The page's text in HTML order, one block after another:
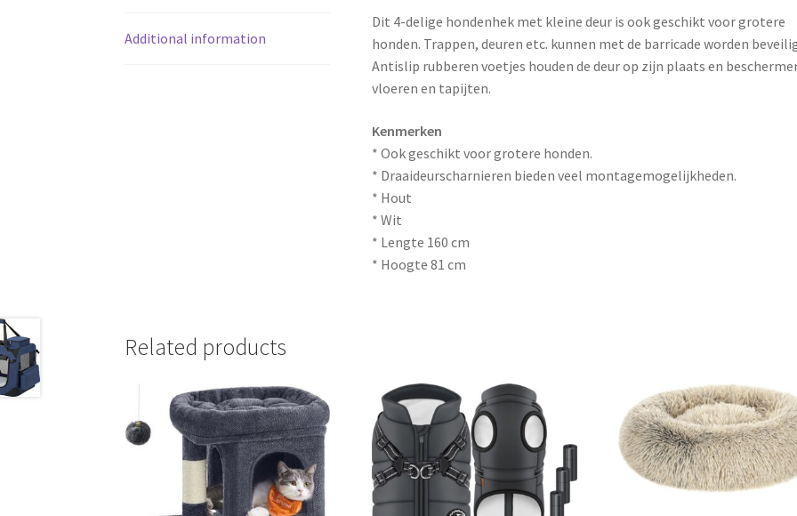
t
Additional information
Dit 4-delige hondenhek met kleine deur is ook geschikt voor grotere
honden. Trappen, deuren etc. kunnen met de barricade worden
Antislip rubberen voetjes houden de deur op zijn plaats en
vloeren en tapijten.
Kenmerken
* Ook geschikt voor grotere honden.
* Draaideurscharnieren bieden veel montagemogelijkheden.
* Hout
* Wit
* Lengte 160 cm
* Hoogte 81 cm
Related products